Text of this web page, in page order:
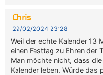
Chris
29/02/2024 23:28
Weil der echte Kalender 13
einen Festtag zu Ehren der
Man möchte nicht, dass
Kalender leben. Würde das